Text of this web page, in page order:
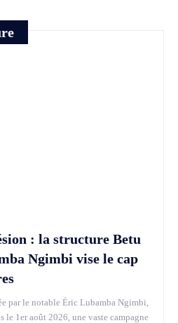
: la structure Betu
Ngimbi vise le cap
par le notable Éric Lubamba Ngimbi,
1er août 2026, une vaste campagne